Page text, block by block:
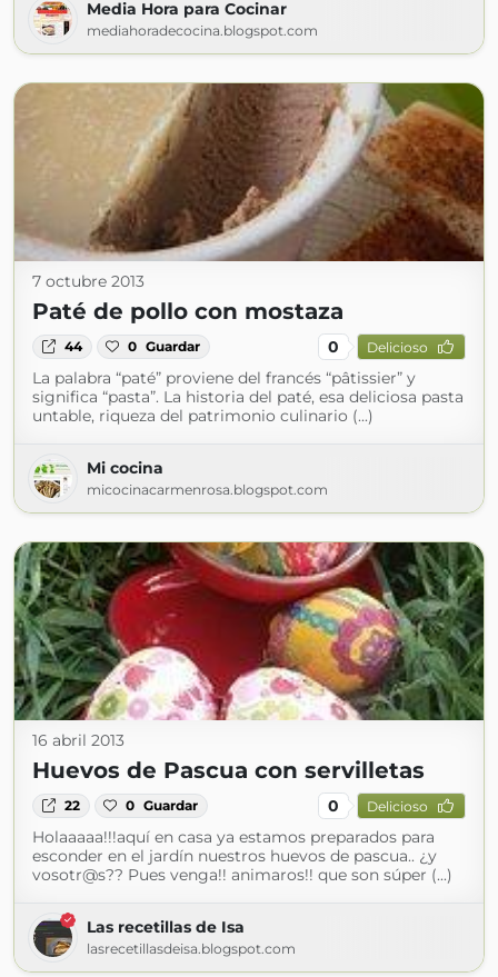
Media Hora para Cocinar
mediahoradecocina.blogspot.com
7 octubre 2013
Paté de pollo con mostaza
44 0 Guardar 0 Delicioso
La palabra “paté” proviene del francés “pâtissier” y
significa “pasta”. La historia del paté, esa deliciosa pasta
untable, riqueza del patrimonio culinario (...)
Mi cocina
micocinacarmenrosa.blogspot.com
16 abril 2013
Huevos de Pascua con servilletas
22 0 Guardar 0 Delicioso
Holaaaaa!!!aquí en casa ya estamos preparados para
esconder en el jardín nuestros huevos de pascua.. ¿y
vosotr@s?? Pues venga!! animaros!! que son súper (...)
Las recetillas de Isa
lasrecetillasdeisa.blogspot.com